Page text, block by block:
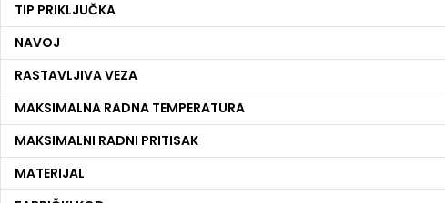
TIP PRIKLJUČKA
NAVOJ
RASTAVLJIVA VEZA
MAKSIMALNA RADNA TEMPERATURA
MAKSIMALNI RADNI PRITISAK
MATERIJAL